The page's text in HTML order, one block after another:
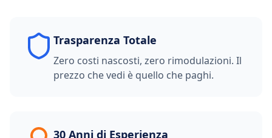
Trasparenza Totale
Zero costi nascosti, zero rimodulazioni. Il
prezzo che vedi è quello che paghi.
30 Anni di Esperienza